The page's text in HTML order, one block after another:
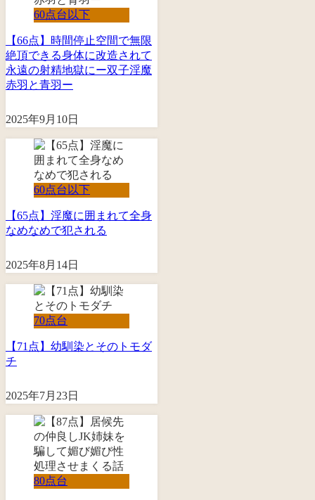
60点台以下
【66点】時間停止空間で無限
絶頂できる身体に改造されて
永遠の射精地獄にー双子淫魔
赤羽と青羽ー
2025年9月10日
60点台以下
【65点】淫魔に囲まれて全身
なめなめで犯される
2025年8月14日
70点台
【71点】幼馴染とそのトモダ
チ
2025年7月23日
80点台